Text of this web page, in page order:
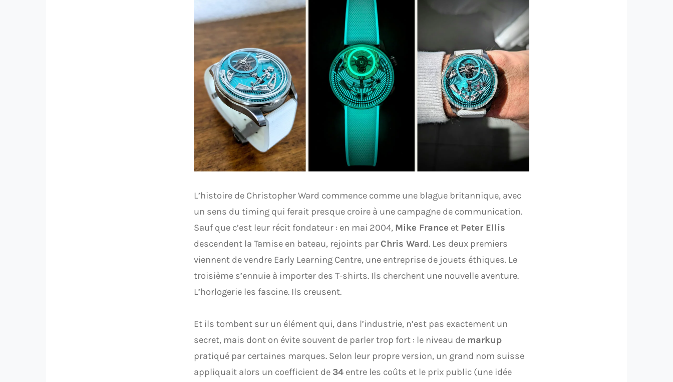
L’histoire de Christopher Ward commence comme une blague britannique, avec
un sens du timing qui ferait presque croire à une campagne de communication.
Sauf que c’est leur récit fondateur : en mai 2004, Mike France et Peter Ellis
descendent la Tamise en bateau, rejoints par Chris Ward. Les deux premiers
viennent de vendre Early Learning Centre, une entreprise de jouets éthiques. Le
troisième s’ennuie à importer des T-shirts. Ils cherchent une nouvelle aventure.
L’horlogerie les fascine. Ils creusent.
Et ils tombent sur un élément qui, dans l’industrie, n’est pas exactement un
secret, mais dont on évite souvent de parler trop fort : le niveau de markup
pratiqué par certaines marques. Selon leur propre version, un grand nom suisse
appliquait alors un coefficient de 34 entre les coûts et le prix public (une idée